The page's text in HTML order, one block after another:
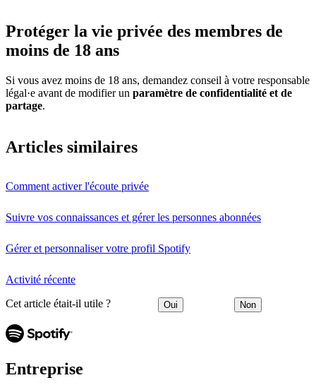
Protéger la vie privée des membres de
moins de 18 ans
Si vous avez moins de 18 ans, demandez conseil à votre responsable
légal·e avant de modifier un paramètre de confidentialité et de
partage.
Articles similaires
Comment activer l'écoute privée
Suivre vos connaissances et gérer les personnes abonnées
Gérer et personnaliser votre profil Spotify
Activité récente
Cet article était-il utile ? Oui Non
Entreprise